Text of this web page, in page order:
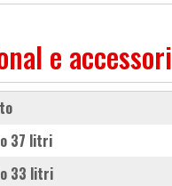
e accessori
37 litri
33 litri